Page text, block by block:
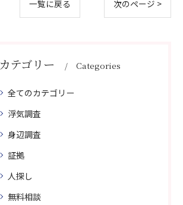
一覧に戻る 次のページ >
カテゴリー Categories
全てのカテゴリー
浮気調査
身辺調査
証拠
人探し
無料相談